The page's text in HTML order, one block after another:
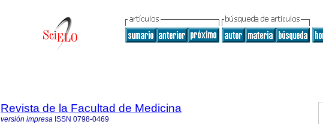
Revista de la Facultad de Medicina
versión impresa ISSN 0798-0469